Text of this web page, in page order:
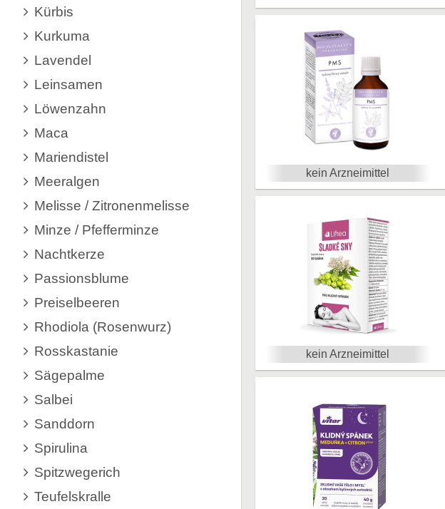
kein Arzneimittel
kein Arzneimittel
Kürbis
Kurkuma
Lavendel
Leinsamen
Löwenzahn
Maca
Mariendistel
Meeralgen
Melisse / Zitronenmelisse
Minze / Pfefferminze
Nachtkerze
Passionsblume
Preiselbeeren
Rhodiola (Rosenwurz)
Rosskastanie
Sägepalme
Salbei
Sanddorn
Spirulina
Spitzwegerich
Teufelskralle